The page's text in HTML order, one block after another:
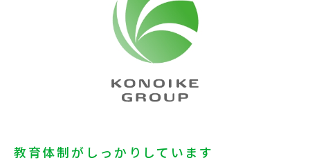
教育体制がしっかりしています